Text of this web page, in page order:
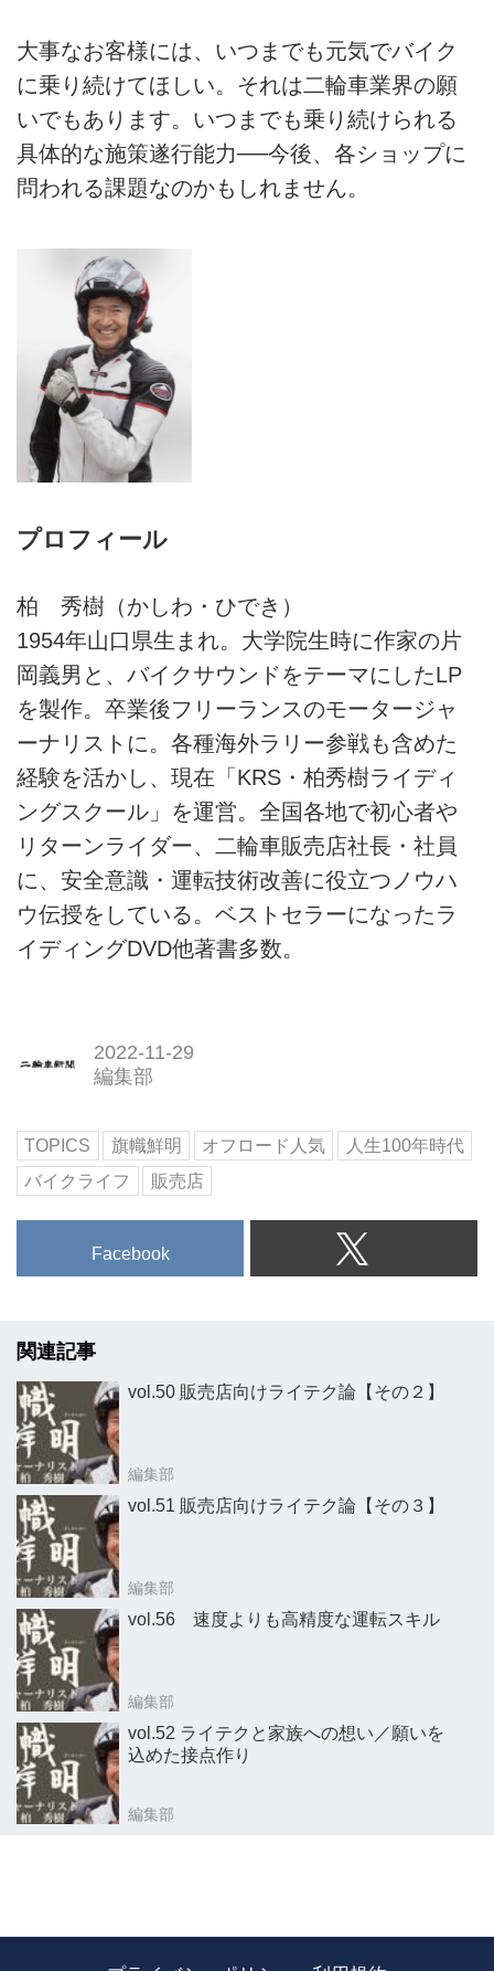
大事なお客様には、いつまでも元気でバイク
に乗り続けてほしい。それは二輪車業界の願
いでもあります。いつまでも乗り続けられる
具体的な施策遂行能力──今後、各ショップに
問われる課題なのかもしれません。
プロフィール
柏 秀樹（かしわ・ひでき）
1954年山口県生まれ。大学院生時に作家の片
岡義男と、バイクサウンドをテーマにしたLP
を製作。卒業後フリーランスのモータージャ
ーナリストに。各種海外ラリー参戦も含めた
経験を活かし、現在「KRS・柏秀樹ライディ
ングスクール」を運営。全国各地で初心者や
リターンライダー、二輪車販売店社長・社員
に、安全意識・運転技術改善に役立つノウハ
ウ伝授をしている。ベストセラーになったラ
イディングDVD他著書多数。
2022-11-29
編集部
TOPICS 旗幟鮮明 オフロード人気
人生100年時代
バイクライフ
販売店
Facebook
関連記事
vol.50 販売店向けライテク論【その２】
編集部
vol.51 販売店向けライテク論【その３】
編集部
vol.56 速度よりも高精度な運転スキル
編集部
vol.52 ライテクと家族への想い／願いを
込めた接点作り
編集部